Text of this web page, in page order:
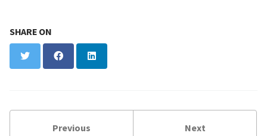
SHARE ON
Twitter Facebook
Previous Next